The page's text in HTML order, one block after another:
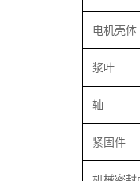
电机壳体
浆叶
轴
紧固件